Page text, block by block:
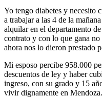
Yo tengo diabetes y necesito
a trabajar a las 4 de la
alquilar en el departamento
contrato y con lo que gana
ahora nos lo dieron prestado
Mi esposo percibe 958.000
descuentos de ley y haber
ingreso, con su grado y 15
vivir dignamente en Mendoza.